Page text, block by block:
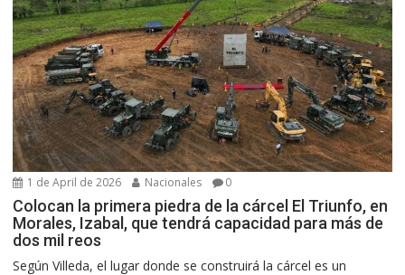
1 de April de 2026 Nacionales 0
Colocan la primera piedra de la cárcel El Triunfo, en
Morales, Izabal, que tendrá capacidad para más de
dos mil reos
Según Villeda, el lugar donde se construirá la cárcel es un